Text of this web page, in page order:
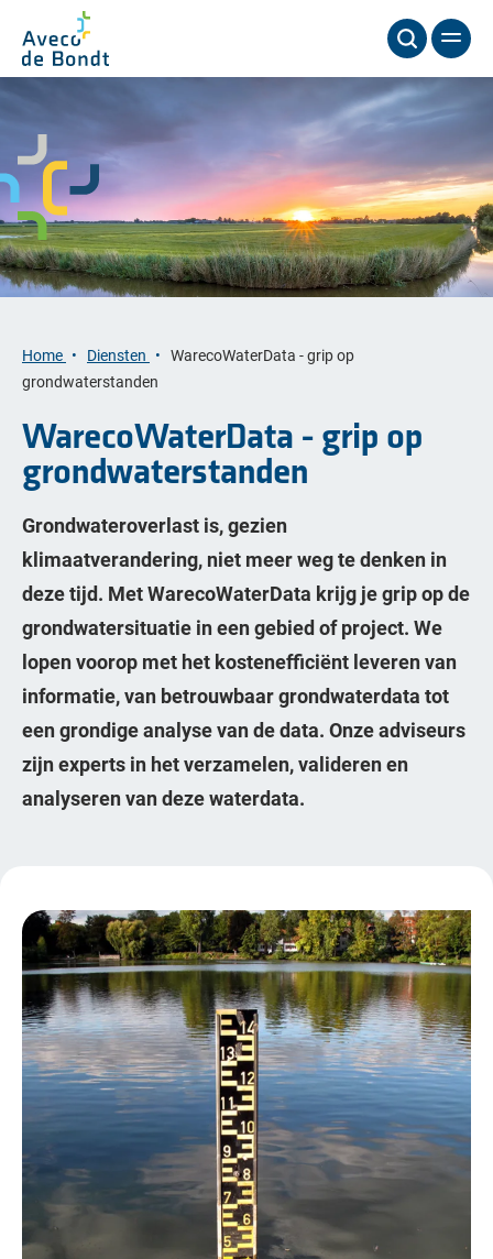
Home Diensten
WarecoWaterData - grip op
grondwaterstanden
WarecoWaterData - grip op
grondwaterstanden
Grondwateroverlast is, gezien
klimaatverandering, niet meer weg te denken in
deze tijd. Met WarecoWaterData krijg je grip op de
grondwatersituatie in een gebied of project. We
lopen voorop met het kostenefficiënt leveren van
informatie, van betrouwbaar grondwaterdata tot
een grondige analyse van de data. Onze adviseurs
zijn experts in het verzamelen, valideren en
analyseren van deze waterdata.